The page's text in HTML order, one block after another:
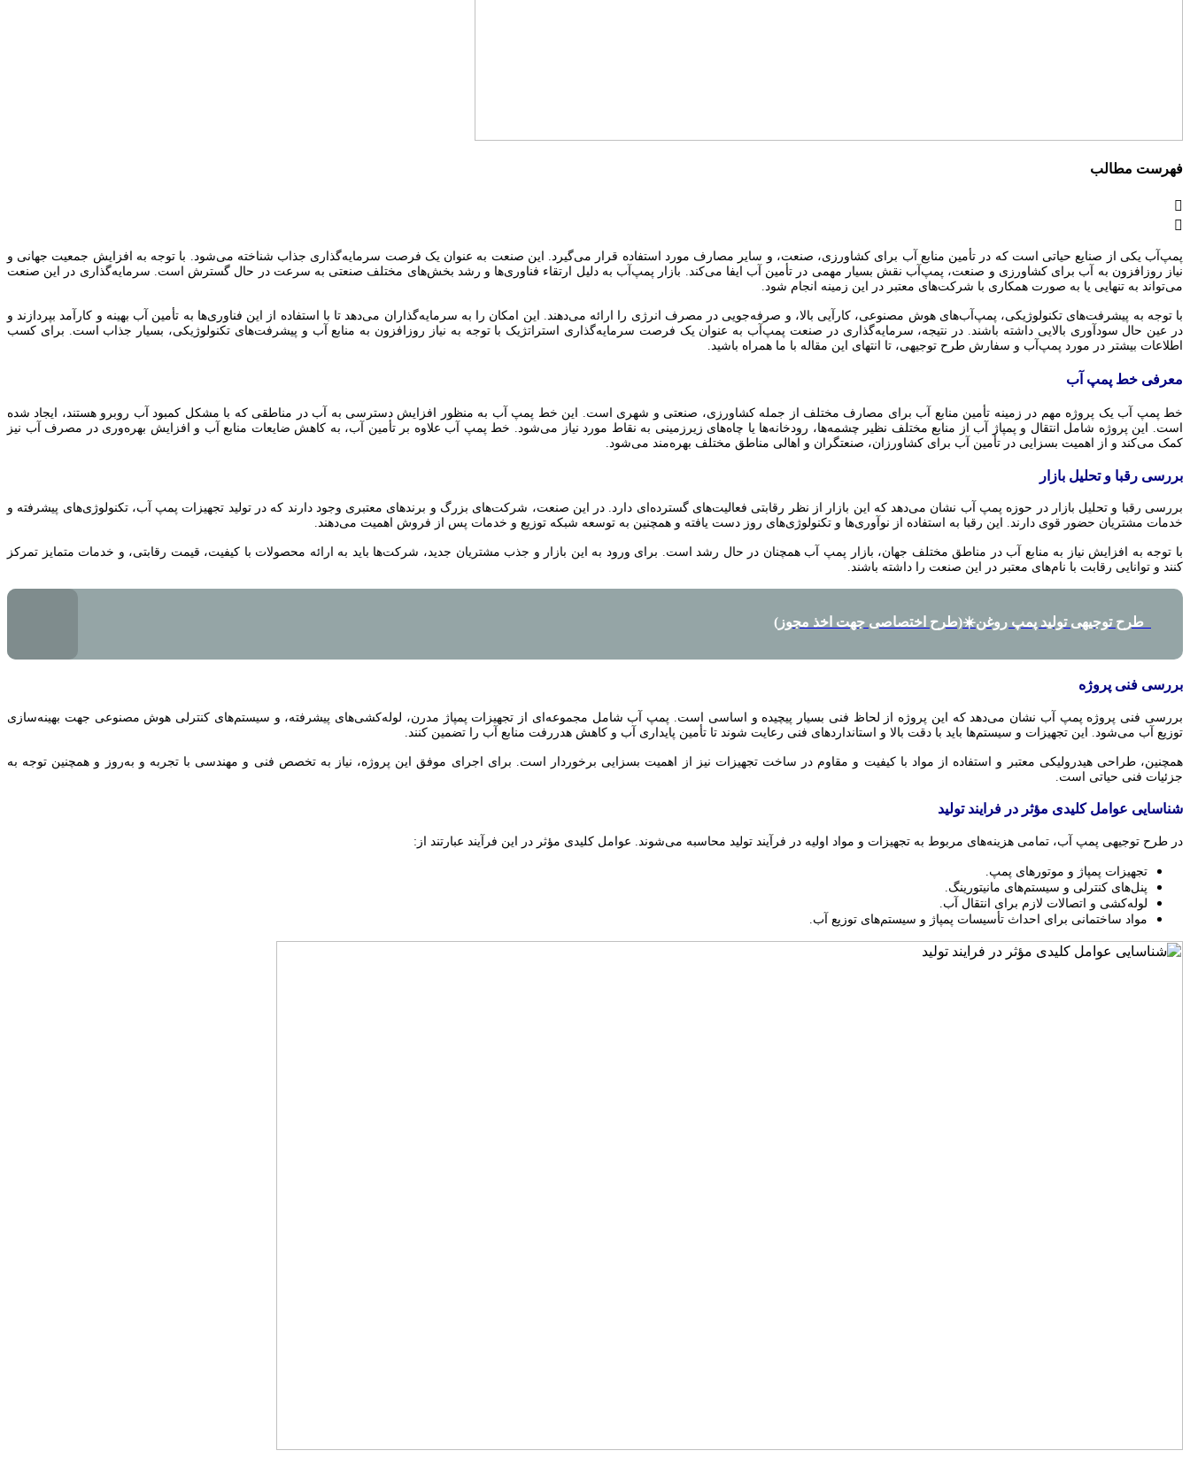
فهرست مطالب
پمپ‌آب یکی از صنایع حیاتی است که در تأمین منابع آب برای کشاورزی، صنعت، و سایر مصارف مورد استفاده قرار می‌گیرد. این صنعت به عنوان یک فرصت سرمایه‌گذاری جذاب شناخته می‌شود. با توجه به افزایش جمعیت جهانی و
نیاز روزافزون به آب برای کشاورزی و صنعت، پمپ‌آب نقش بسیار مهمی در تأمین آب ایفا می‌کند. بازار پمپ‌آب به دلیل ارتقاء فناوری‌ها و رشد بخش‌های مختلف صنعتی به سرعت در حال گسترش است. سرمایه‌گذاری در این صنعت
می‌تواند به تنهایی یا به صورت همکاری با شرکت‌های معتبر در این زمینه انجام شود.
با توجه به پیشرفت‌های تکنولوژیکی، پمپ‌آب‌های هوش مصنوعی، کارآیی بالا، و صرفه‌جویی در مصرف انرژی را ارائه می‌دهند. این امکان را به سرمایه‌گذاران می‌دهد تا با استفاده از این فناوری‌ها به تأمین آب بهینه و کارآمد بپردازند و
در عین حال سودآوری بالایی داشته باشند. در نتیجه، سرمایه‌گذاری در صنعت پمپ‌آب به عنوان یک فرصت سرمایه‌گذاری استراتژیک با توجه به نیاز روزافزون به منابع آب و پیشرفت‌های تکنولوژیکی، بسیار جذاب است. برای کسب
اطلاعات بیشتر در مورد پمپ‌آب و سفارش طرح توجیهی، تا انتهای این مقاله با ما همراه باشید.
معرفی خط پمپ آب
خط پمپ آب یک پروژه مهم در زمینه تأمین منابع آب برای مصارف مختلف از جمله کشاورزی، صنعتی و شهری است. این خط پمپ آب به منظور افزایش دسترسی به آب در مناطقی که با مشکل کمبود آب روبرو هستند، ایجاد شده
است. این پروژه شامل انتقال و پمپاژ آب از منابع مختلف نظیر چشمه‌ها، رودخانه‌ها یا چاه‌های زیرزمینی به نقاط مورد نیاز می‌شود. خط پمپ آب علاوه بر تأمین آب، به کاهش ضایعات منابع آب و افزایش بهره‌وری در مصرف آب نیز
کمک می‌کند و از اهمیت بسزایی در تأمین آب برای کشاورزان، صنعتگران و اهالی مناطق مختلف بهره‌مند می‌شود.
بررسی رقبا و تحلیل بازار
بررسی رقبا و تحلیل بازار در حوزه پمپ آب نشان می‌دهد که این بازار از نظر رقابتی فعالیت‌های گسترده‌ای دارد. در این صنعت، شرکت‌های بزرگ و برندهای معتبری وجود دارند که در تولید تجهیزات پمپ آب، تکنولوژی‌های پیشرفته و
خدمات مشتریان حضور قوی دارند. این رقبا به استفاده از نوآوری‌ها و تکنولوژی‌های روز دست یافته و همچنین به توسعه شبکه توزیع و خدمات پس از فروش اهمیت می‌دهند.
با توجه به افزایش نیاز به منابع آب در مناطق مختلف جهان، بازار پمپ آب همچنان در حال رشد است. برای ورود به این بازار و جذب مشتریان جدید، شرکت‌ها باید به ارائه محصولات با کیفیت، قیمت رقابتی، و خدمات متمایز تمرکز
کنند و توانایی رقابت با نام‌های معتبر در این صنعت را داشته باشند.
طرح توجیهی تولید پمپ روغن☀️(طرح اختصاصی جهت اخذ مجوز)
بررسی فنی پروژه
بررسی فنی پروژه پمپ آب نشان می‌دهد که این پروژه از لحاظ فنی بسیار پیچیده و اساسی است. پمپ آب شامل مجموعه‌ای از تجهیزات پمپاژ مدرن، لوله‌کشی‌های پیشرفته، و سیستم‌های کنترلی هوش مصنوعی جهت بهینه‌سازی
توزیع آب می‌شود. این تجهیزات و سیستم‌ها باید با دقت بالا و استانداردهای فنی رعایت شوند تا تأمین پایداری آب و کاهش هدررفت منابع آب را تضمین کنند.
همچنین، طراحی هیدرولیکی معتبر و استفاده از مواد با کیفیت و مقاوم در ساخت تجهیزات نیز از اهمیت بسزایی برخوردار است. برای اجرای موفق این پروژه، نیاز به تخصص فنی و مهندسی با تجربه و به‌روز و همچنین توجه به
جزئیات فنی حیاتی است.
شناسایی عوامل کلیدی مؤثر در فرایند تولید
در طرح توجیهی پمپ آب، تمامی هزینه‌های مربوط به تجهیزات و مواد اولیه در فرآیند تولید محاسبه می‌شوند. عوامل کلیدی مؤثر در این فرآیند عبارتند از:
تجهیزات پمپاژ و موتورهای پمپ.
پنل‌های کنترلی و سیستم‌های مانیتورینگ.
لوله‌کشی و اتصالات لازم برای انتقال آب.
مواد ساختمانی برای احداث تأسیسات پمپاژ و سیستم‌های توزیع آب.